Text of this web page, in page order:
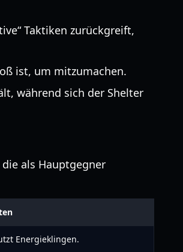
Taktiken zurückgreift,
ist, um mitzumachen.
während sich der Shelter
als Hauptgegner
Energieklingen.